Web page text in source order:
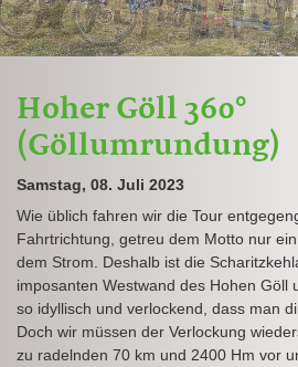
Hoher Göll 360°
(Göllumrundung)
Samstag, 08. Juli 2023
Wie üblich fahren wir die Tour
Fahrtrichtung, getreu dem Motto nur
dem Strom. Deshalb ist die
imposanten Westwand des Hohen Göll
so idyllisch und verlockend, dass man
Doch wir müssen der Verlockung
zu radelnden 70 km und 2400 Hm vor